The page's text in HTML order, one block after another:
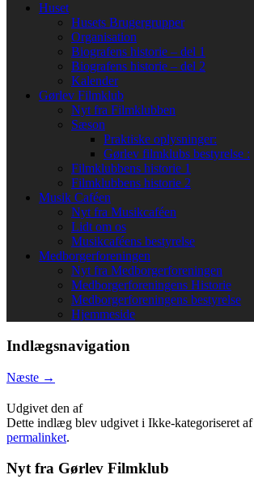
Huset
Husets Brugergrupper
Organisation
Biografens historie – del 1
Biografens historie – del 2
Kalender
Gørlev Filmklub
Nyt fra Filmklubben
Sæson
Praktiske oplysninger:
Gørlev filmklubs bestyrelse :
Filmklubbens historie 1
Filmklubbens historie 2
Musik Caféen
Nyt fra Musikcaféen
Lidt om os
Musikcaféens bestyrelse
Medborgerforeningen
Nyt fra Medborgerforeningen
Medborgerforeningens Historie
Medborgerforeningens bestyrelse
Hjemmeside
Indlægsnavigation
Næste →
Udgivet den af
Dette indlæg blev udgivet i Ikke-kategoriseret af
permalinket.
Nyt fra Gørlev Filmklub